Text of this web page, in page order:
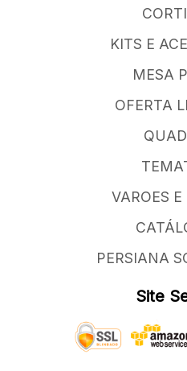
KITS E
MESA
OFERTA
VAROES
PERSIANA
Site